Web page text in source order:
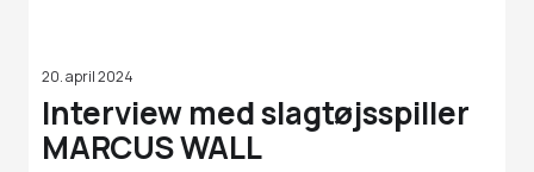
20. april 2024
Interview med slagtøjsspiller
MARCUS WALL